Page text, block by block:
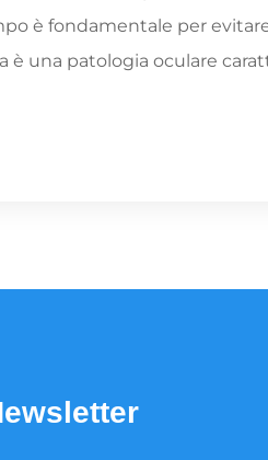
è fondamentale per
è una patologia oculare